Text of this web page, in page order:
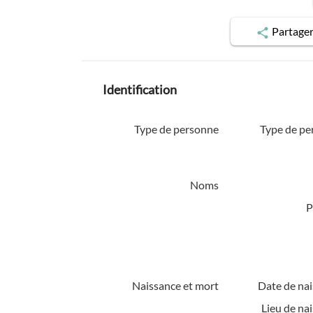
Partager
Identification
Type de personne Type de
Noms
Naissance et mort
Date de
Lieu de